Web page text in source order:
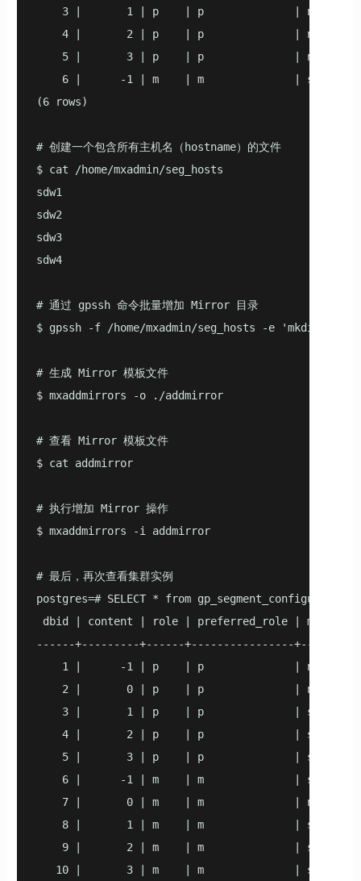
3 |       1 | p    | p              | n    |
4 |       2 | p    | p              | n    |
5 |       3 | p    | p              | n    |
6 |      -1 | m    | m              | s    |
(6 rows)
# 创建一个包含所有主机名（hostname）的文件
$ cat /home/mxadmin/seg_hosts
sdw1
sdw2
sdw3
sdw4
# 通过 gpssh 命令批量增加 Mirror 目录
$ gpssh -f /home/mxadmin/seg_hosts -e 'mkdir -p /
# 生成 Mirror 模板文件
$ mxaddmirrors -o ./addmirror
# 查看 Mirror 模板文件
$ cat addmirror
# 执行增加 Mirror 操作
$ mxaddmirrors -i addmirror
# 最后，再次查看集群实例
postgres=# SELECT * from
dbid | content | role | preferred_role | mode
------+---------+------+----------------+------
1 |      -1 | p    | p              | n    |
2 |       0 | p    | p              | n    |
3 |       1 | p    | p              | s    |
4 |       2 | p    | p              | s    |
5 |       3 | p    | p              | s    |
6 |      -1 | m    | m              | s    |
7 |       0 | m    | m              | n    |
8 |       1 | m    | m              | s    |
9 |       2 | m    | m              | s    |
10 |       3 | m    | m              | s    |